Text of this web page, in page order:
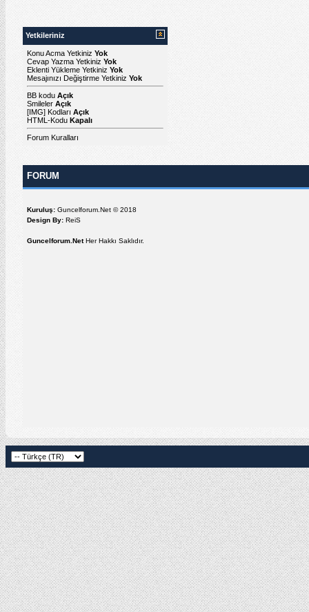
Yetkileriniz
Konu Acma Yetkiniz Yok
Cevap Yazma Yetkiniz Yok
Eklenti Yükleme Yetkiniz Yok
Mesajınızı Değiştirme Yetkiniz Yok
BB kodu Açık
Smileler Açık
[IMG] Kodları Açık
HTML-Kodu Kapalı
Forum Kuralları
FORUM
Kuruluş: Guncelforum.Net © 2018
Design By: ReiS
Guncelforum.NetHer Hakkı Saklıdır.